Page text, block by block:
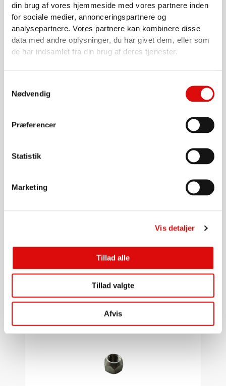
din brug af vores hjemmeside med vores partnere inden
for sociale medier, annonceringspartnere og
analysepartnere. Vores partnere kan kombinere disse
data med andre oplysninger, du har givet dem, eller som
de har indsamlet fra din brug af deres tjenester.
Nødvendig
Præferencer
Statistik
Marketing
Vis detaljer
Tillad alle
Tillad valgte
Afvis
AKSEL RESERVEDELE OG TILBEHØR
Bremsecylinder ø20 med indvendig trækfjeder
SLSRBR20
AKSEL RESERVEDELE OG TILBEHØR
SLSRBR25
610,00kr.
Gå til produkt